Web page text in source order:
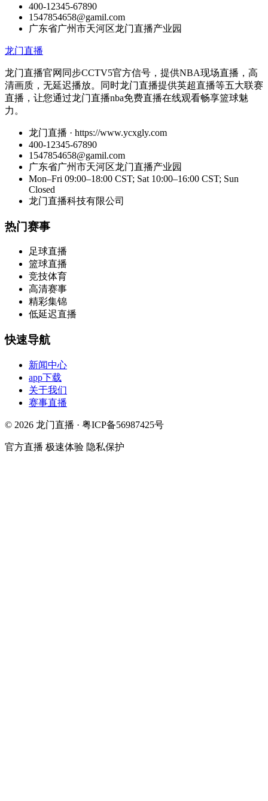
400-12345-67890
1547854658@gamil.com
广东省广州市天河区龙门直播产业园
龙门直播
龙门直播官网同步CCTV5官方信号，提供NBA现场直播，高
清画质，无延迟播放。同时龙门直播提供英超直播等五大联赛
直播，让您通过龙门直播nba免费直播在线观看畅享篮球魅
力。
龙门直播 · https://www.ycxgly.com
400-12345-67890
1547854658@gamil.com
广东省广州市天河区龙门直播产业园
Mon–Fri 09:00–18:00 CST; Sat 10:00–16:00 CST; Sun
Closed
龙门直播科技有限公司
热门赛事
足球直播
篮球直播
竞技体育
高清赛事
精彩集锦
低延迟直播
快速导航
新闻中心
app下载
关于我们
赛事直播
© 2026 龙门直播 · 粤ICP备56987425号
官方直播 极速体验 隐私保护